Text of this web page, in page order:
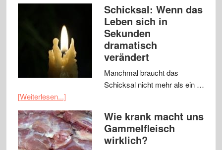
Schicksal: Wenn das
Leben sich in
Sekunden
dramatisch
verändert
Manchmal braucht das
Schicksal nicht mehr als ein …
[Weiterlesen...]
Wie krank macht uns
Gammelfleisch
wirklich?